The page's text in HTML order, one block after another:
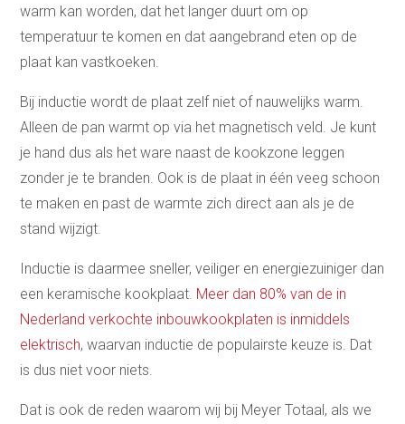
warm kan worden, dat het langer duurt om op
temperatuur te komen en dat aangebrand eten op de
plaat kan vastkoeken.
Bij inductie wordt de plaat zelf niet of nauwelijks warm.
Alleen de pan warmt op via het magnetisch veld. Je kunt
je hand dus als het ware naast de kookzone leggen
zonder je te branden. Ook is de plaat in één veeg schoon
te maken en past de warmte zich direct aan als je de
stand wijzigt.
Inductie is daarmee sneller, veiliger en energiezuiniger dan
een keramische kookplaat. Meer dan 80% van de in
Nederland verkochte inbouwkookplaten is inmiddels
elektrisch, waarvan inductie de populairste keuze is. Dat
is dus niet voor niets.
Dat is ook de reden waarom wij bij Meyer Totaal, als we